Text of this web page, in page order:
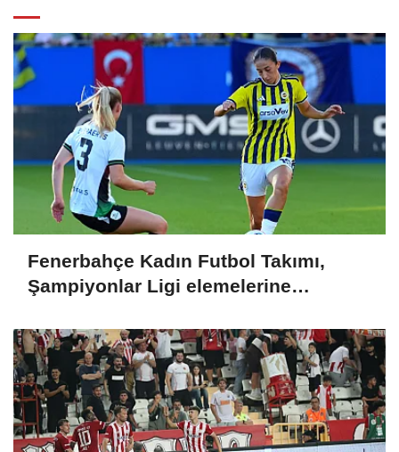
Fenerbahçe Kadın Futbol Takımı,
Şampiyonlar Ligi elemelerine